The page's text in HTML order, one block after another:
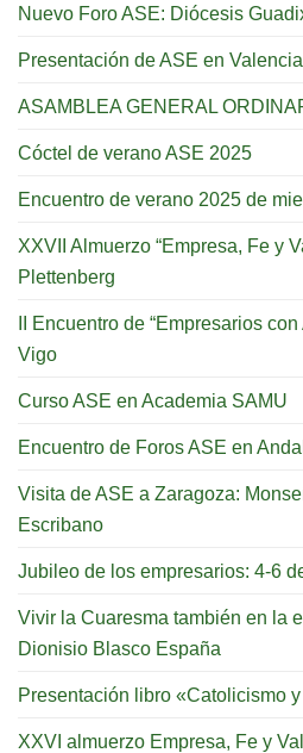
Nuevo Foro ASE: Diócesis
Presentación de ASE en
ASAMBLEA GENERAL
Cóctel de verano ASE 2025
Encuentro de verano 2025 de
XXVII Almuerzo “Empresa, Fe y
Plettenberg
II Encuentro de “Empresarios
Vigo
Curso ASE en Academia SAMU
Encuentro de Foros ASE en
Visita de ASE a Zaragoza:
Escribano
Jubileo de los empresarios: 4-6
Vivir la Cuaresma también en la
Dionisio Blasco España
Presentación libro «Catolicismo
XXVI almuerzo Empresa, Fe y